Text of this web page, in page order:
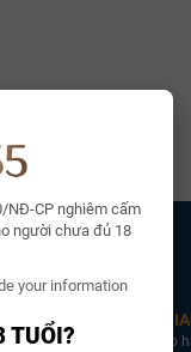
NĐ-CP nghiêm cấm
người chưa đủ 18
your information
TUỔI?
QUYỀN
111 855 để được
Giao